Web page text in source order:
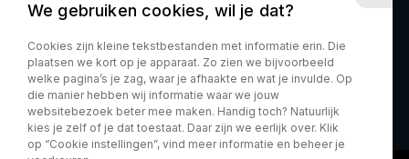
Volg ons:
We gebruiken cookies, wil je dat?
Cookies zijn kleine tekstbestanden met informatie erin. Die
plaatsen we kort op je apparaat. Zo zien we bijvoorbeeld
welke pagina’s je zag, waar je afhaakte en wat je invulde. Op
die manier hebben wij informatie waar we jouw
websitebezoek beter mee maken. Handig toch? Natuurlijk
kies je zelf of je dat toestaat. Daar zijn we eerlijk over. Klik
op “Cookie instellingen”, vind meer informatie en beheer je